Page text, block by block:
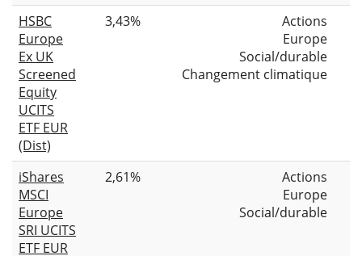
HSBC
Europe
Ex UK
Screened
Equity
UCITS
ETF EUR
(Dist)
3,43%
Actions
Europe
Social/durable
Changement climatique
iShares
MSCI
Europe
SRI UCITS
ETF EUR
2,61%
Actions
Europe
Social/durable